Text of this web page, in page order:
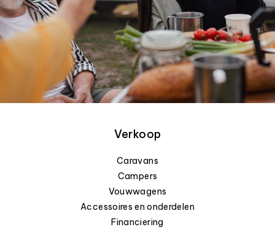
Verkoop
Caravans
Campers
Vouwwagens
Accessoires en onderdelen
Financiering